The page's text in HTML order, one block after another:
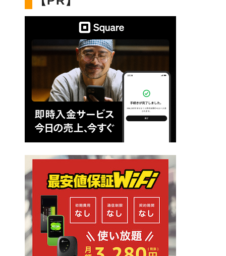
ラプソル衝撃吸収フィルム
レスポンシブWebデザイン
出勤管理 動画編集ノートパソコン
無料ブログのバックアップ
【PR】